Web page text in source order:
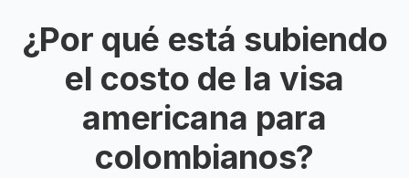
¿Por qué está subiendo
el costo de la visa
americana para
colombianos?